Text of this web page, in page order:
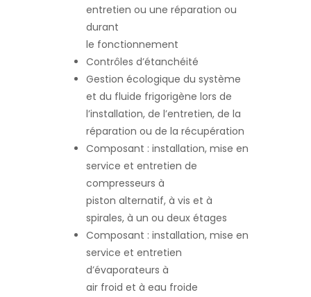
entretien ou une réparation ou
durant
le fonctionnement
Contrôles d’étanchéité
Gestion écologique du système
et du fluide frigorigène lors de
l’installation, de l’entretien, de la
réparation ou de la récupération
Composant : installation, mise en
service et entretien de
compresseurs à
piston alternatif, à vis et à
spirales, à un ou deux étages
Composant : installation, mise en
service et entretien
d’évaporateurs à
air froid et à eau froide